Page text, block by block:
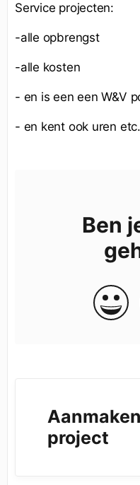
Service projecten:
-alle opbrengst
-alle kosten
- en is een een W&V
- en kent ook uren etc.
Ben
project